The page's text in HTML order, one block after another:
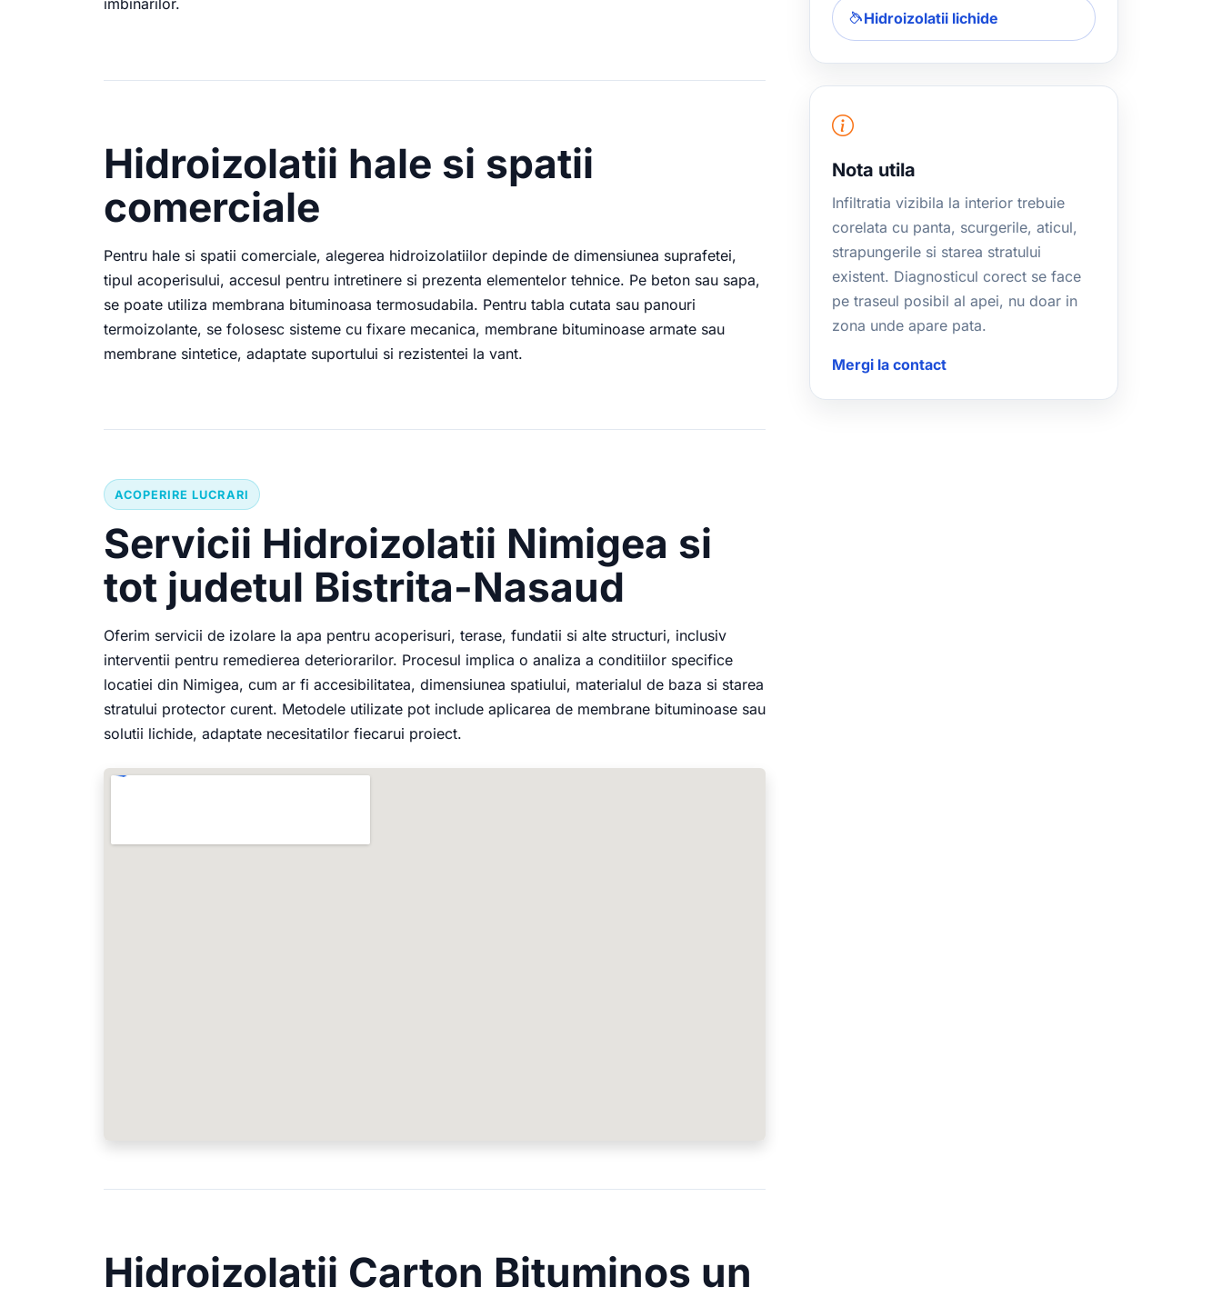
imbinarilor.
Hidroizolatii hale si spatii
comerciale
Pentru hale si spatii comerciale, alegerea hidroizolatiilor depinde de dimensiunea suprafetei,
tipul acoperisului, accesul pentru intretinere si prezenta elementelor tehnice. Pe beton sau sapa,
se poate utiliza membrana bituminoasa termosudabila. Pentru tabla cutata sau panouri
termoizolante, se folosesc sisteme cu fixare mecanica, membrane bituminoase armate sau
membrane sintetice, adaptate suportului si rezistentei la vant.
ACOPERIRE LUCRARI
Servicii Hidroizolatii Nimigea si
tot judetul Bistrita-Nasaud
Oferim servicii de izolare la apa pentru acoperisuri, terase, fundatii si alte structuri, inclusiv
interventii pentru remedierea deteriorarilor. Procesul implica o analiza a conditiilor specifice
locatiei din Nimigea, cum ar fi accesibilitatea, dimensiunea spatiului, materialul de baza si starea
stratului protector curent. Metodele utilizate pot include aplicarea de membrane bituminoase sau
solutii lichide, adaptate necesitatilor fiecarui proiect.
Hidroizolatii Carton Bituminos un
Hidroizolatii lichide
Nota utila
Infiltratia vizibila la interior trebuie
corelata cu panta, scurgerile, aticul,
strapungerile si starea stratului
existent. Diagnosticul corect se face
pe traseul posibil al apei, nu doar in
zona unde apare pata.
Mergi la contact